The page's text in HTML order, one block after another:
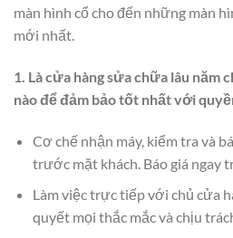
màn hình cổ cho đến những màn
mới nhất.
1. Là cửa hàng sửa chữa lâu năm
nào để đảm bảo tốt nhất với
Cơ chế nhận máy, kiểm tra và
trước mặt khách. Báo giá ngay
Làm việc trực tiếp với chủ cửa
quyết mọi thắc mắc và chịu